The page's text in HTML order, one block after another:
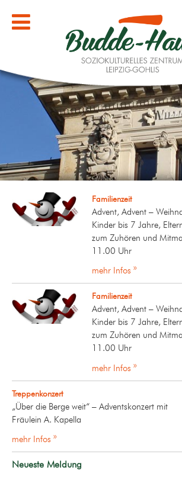
Familienzeit
Advent, Advent –
Kinder bis 7 Jahre,
zum Zuhören und
11.00 Uhr
mehr Infos »
Familienzeit
Advent, Advent –
Kinder bis 7 Jahre,
zum Zuhören und
11.00 Uhr
mehr Infos »
Treppenkonzert
„Über die Berge weit“ – Adventskonzert mit
Fräulein A. Kapella
mehr Infos »
Neueste Meldung